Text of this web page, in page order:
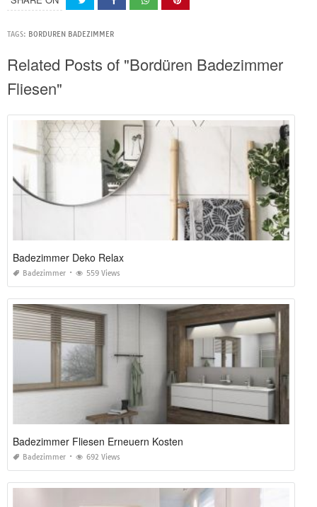
TAGS: BORDUREN BADEZIMMER
Related Posts of "Bordüren Badezimmer
Fliesen"
Badezimmer Deko Relax
Badezimmer 559 Views
Badezimmer Fliesen Erneuern Kosten
Badezimmer 692 Views